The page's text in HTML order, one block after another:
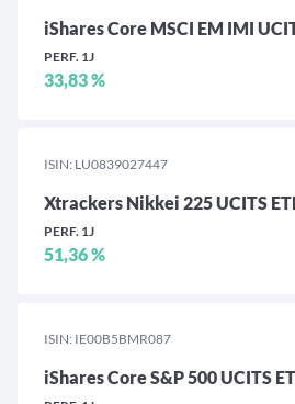
iShares Core MSCI EM IMI
PERF. 1J
33,83 %
ISIN: LU0839027447
Xtrackers Nikkei 225 UCITS
PERF. 1J
51,36 %
ISIN: IE00B5BMR087
iShares Core S&P 500 UCITS